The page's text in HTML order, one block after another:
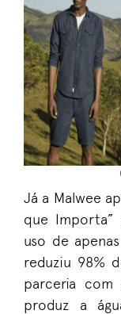
Já a Malwee
que Importa”
uso de
reduziu 98%
parceria
produz a